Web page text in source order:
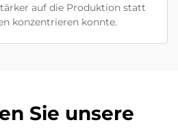
auf die Produktion statt
konzentrieren konnte.
Sie unsere